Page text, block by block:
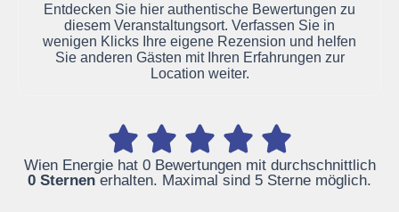
Entdecken Sie hier authentische Bewertungen zu
diesem Veranstaltungsort. Verfassen Sie in
wenigen Klicks Ihre eigene Rezension und helfen
Sie anderen Gästen mit Ihren Erfahrungen zur
Location weiter.
Wien Energie hat 0 Bewertungen mit durchschnittlich
0 Sternen erhalten. Maximal sind 5 Sterne möglich.